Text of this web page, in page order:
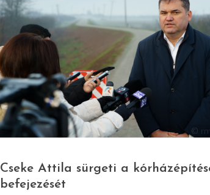
©
Cseke Attila sürgeti a
befejezését